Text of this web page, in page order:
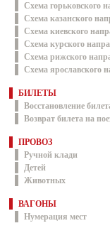
Схема горьковского
Схема казанского
Схема киевского
Схема курского
Схема рижского
Схема ярославского
БИЛЕТЫ
Восстановление
Возврат билета на
ПРОВОЗ
Ручной клади
Детей
Животных
ВАГОНЫ
Нумерация мест